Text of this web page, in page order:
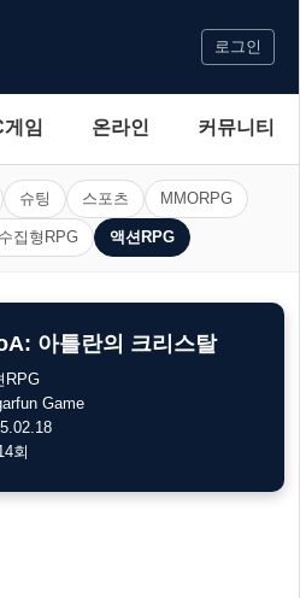
로그인
게임 온라인 커뮤니티
슈팅 스포츠 MMORPG
수집형RPG 액션RPG
아틀란의 크리스탈
RPG
Game
회